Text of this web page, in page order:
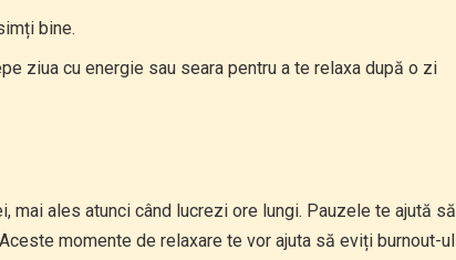
bine.
ziua cu energie sau seara pentru a te relaxa după o zi
ales atunci când lucrezi ore lungi. Pauzele te ajută să
momente de relaxare te vor ajuta să eviți burnout-ul